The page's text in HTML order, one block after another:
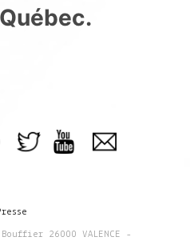
26000 VALENCE -